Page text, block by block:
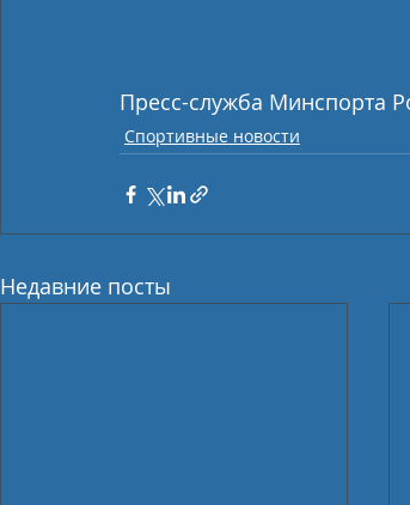
Пресс-служба Минспорта
Спортивные новости
Недавние посты